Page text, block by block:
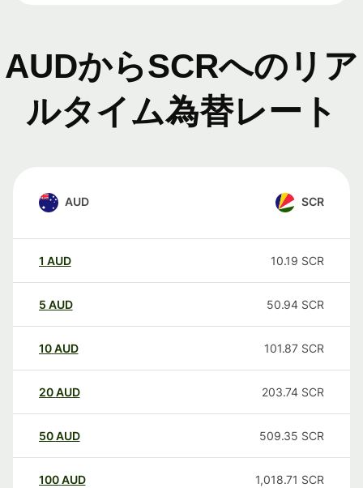
AUDからSCRへのリア
ルタイム為替レート
AUD SCR
1 AUD 10.19 SCR
5 AUD 50.94 SCR
10AUD 101.87 SCR
20AUD 203.74 SCR
50AUD 509.35 SCR
100AUD 1,018.71 SCR